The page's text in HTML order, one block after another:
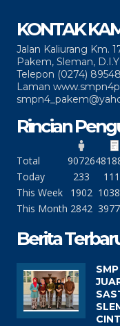
KONTAK
Jalan Kaliurang Km.
Pakem, Sleman, D.I.Y
Telepon (0274)
Laman
Rincian
Total 90726
Today
233
This Week
1902
This Month 2842
Berita